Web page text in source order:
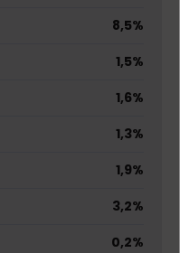
8,5%
1,5%
1,6%
1,3%
1,9%
3,2%
0,2%